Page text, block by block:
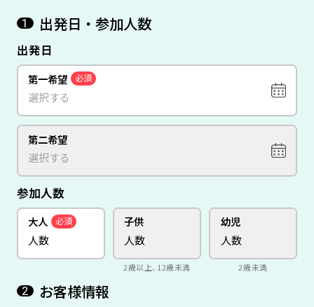
1 出発日・参加人数
出発日
第一希望 必須
第二希望
参加人数
大人 必須 子供
2歳以上、12歳未満
幼児
2歳未満
2 お客様情報